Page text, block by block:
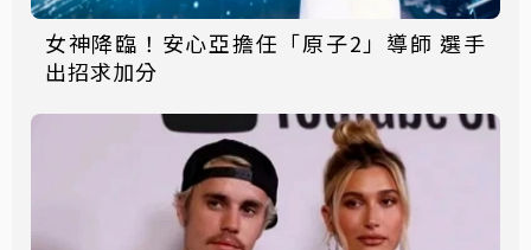
女神降臨！安心亞擔任「原子2」導師 選手
出招求加分